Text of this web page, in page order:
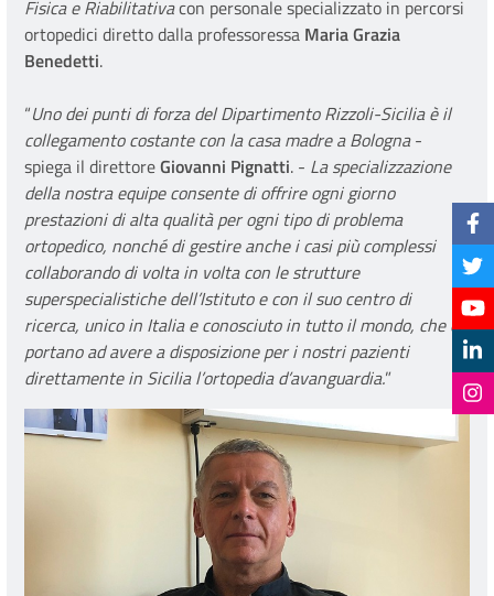
Fisica e Riabilitativacon personale specializzato in percorsi
ortopedici diretto dalla professoressa Maria Grazia
Benedetti.
“Uno dei punti di forza del Dipartimento Rizzoli-Sicilia è il
collegamento costante con la casa madre a Bologna-
spiega il direttoreGiovanni Pignatti. - La specializzazione
della nostra equipe consente di offrire ogni giorno
prestazioni di alta qualità per ogni tipo di problema
ortopedico, nonché di gestire anche i casi più complessi
collaborando di volta in volta con le strutture
superspecialistiche dell’Istituto e con il suo centro di
ricerca, unico in Italia e conosciuto in tutto il mondo, che ci
portano ad avere a disposizione per i nostri pazienti
direttamente in Sicilia l’ortopedia d’avanguardia.”